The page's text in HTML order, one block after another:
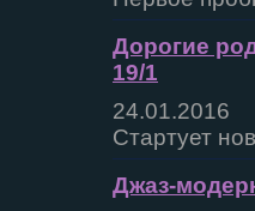
Дорогие
19/1
24.01.2016
Стартует
Джаз-